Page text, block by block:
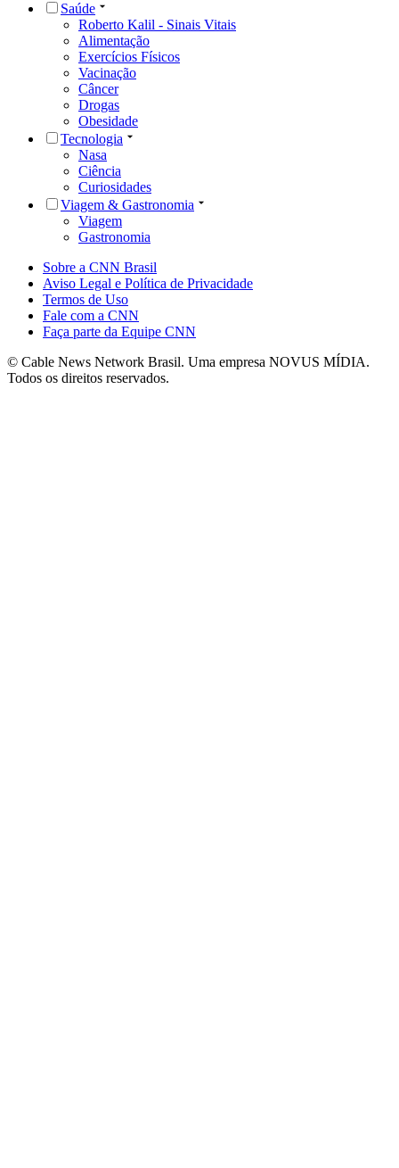
Saúde
Roberto Kalil - Sinais Vitais
Alimentação
Exercícios Físicos
Vacinação
Câncer
Drogas
Obesidade
Tecnologia
Nasa
Ciência
Curiosidades
Viagem & Gastronomia
Viagem
Gastronomia
Sobre a CNN Brasil
Aviso Legal e Política de Privacidade
Termos de Uso
Fale com a CNN
Faça parte da Equipe CNN
© Cable News Network Brasil. Uma empresa NOVUS MÍDIA.
Todos os direitos reservados.